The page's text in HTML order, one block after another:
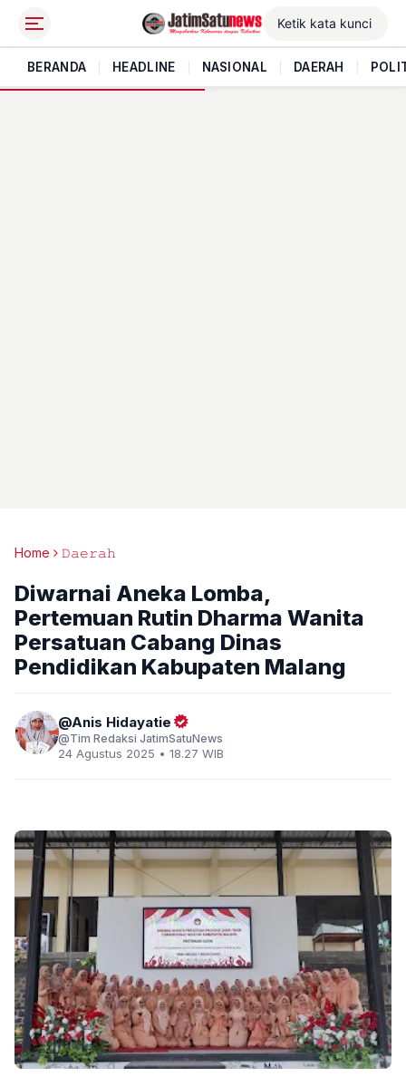
BERANDA HEADLINE NASIONAL DAERAH
Home 𝙳𝚊𝚎𝚛𝚊𝚑
Diwarnai Aneka Lomba,
Pertemuan Rutin Dharma Wanita
Persatuan Cabang Dinas
Pendidikan Kabupaten Malang
Anis Hidayatie
Tim Redaksi JatimSatuNews
24 Agustus 2025 • 18.27 WIB